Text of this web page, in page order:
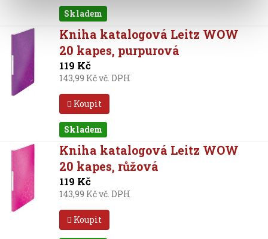
Skladem
Kniha katalogová Leitz WOW
20 kapes, purpurová
119 Kč
143,99 Kč vč. DPH
Koupit
Skladem
Kniha katalogová Leitz WOW
20 kapes, růžová
119 Kč
143,99 Kč vč. DPH
Koupit